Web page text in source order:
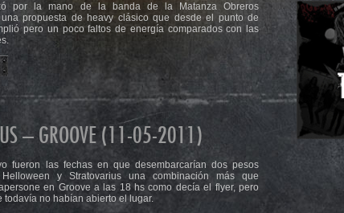
por la mano de la banda de la Matanza Obreros
una propuesta de heavy clásico que desde el punto de
pero un poco faltos de energía comparados con las
– GROOVE (11-05-2011)
fueron las fechas en que desembarcarían dos pesos
y Stratovarius una combinación más que
en Groove a las 18 hs como decía el flyer, pero
todavía no habían abierto el lugar.